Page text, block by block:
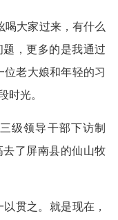
喝大家过来，有什么
，更多的是我通过
位老大娘和年轻的习
时光。
级领导干部下访制
了屏南县的仙山牧
贯之。就是现在，